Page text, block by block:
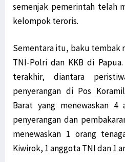
semenjak pemerintah telah
kelompok teroris.
Sementara itu, baku tembak
TNI-Polri dan KKB di
terakhir, diantara
penyerangan di Pos
Barat yang menewaskan 4
penyerangan dan
menewaskan 1 orang
Kiwirok, 1 anggota TNI dan 1